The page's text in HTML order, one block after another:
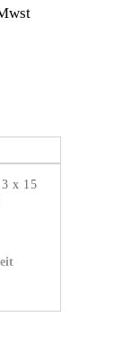
3 x 15